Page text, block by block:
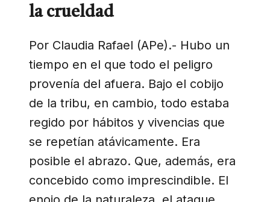
la crueldad
Por Claudia Rafael (APe).- Hubo un
tiempo en el que todo el peligro
provenía del afuera. Bajo el cobijo
de la tribu, en cambio, todo estaba
regido por hábitos y vivencias que
se repetían atávicamente. Era
posible el abrazo. Que, además, era
concebido como imprescindible. El